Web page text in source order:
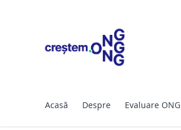
Acasă Despre Evaluare ONG